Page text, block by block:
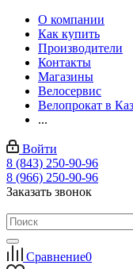
О компании
Как купить
Производители
Контакты
Магазины
Велосервис
Велопрокат в
...
Войти
8 (843) 250-90-96
8 (966) 250-90-96
Заказать звонок
Сравнение0